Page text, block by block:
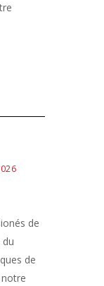
de
du
de